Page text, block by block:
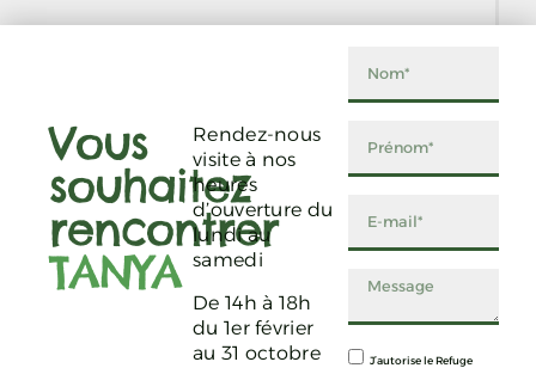
Vous
souhaitez
rencontrer
TANYA
Rendez-nous
visite à nos
heures
d’ouverture du
lundi au
samedi
De 14h à 18h
du 1er février
au 31 octobre
J’autorise le Refuge